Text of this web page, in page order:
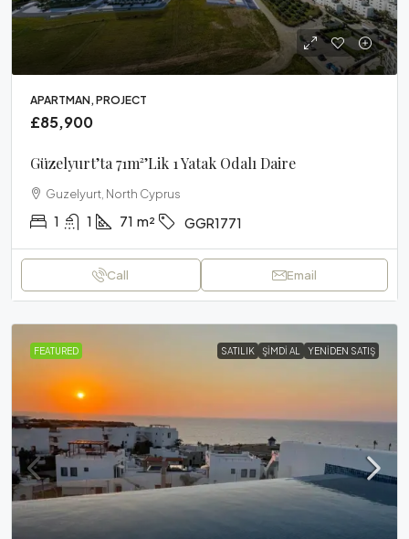
APARTMAN, PROJECT
£85,900
Güzelyurt’ta 71m²’lik 1 Yatak Odalı Daire
Guzelyurt, North Cyprus
1 1 71 m² GGR1771
Call Email
FEATURED SATILIK ŞIMDI AL YENIDEN SATIŞ